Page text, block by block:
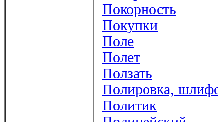
Покорность
Покупки
Поле
Полет
Ползать
Полировка,
Политик